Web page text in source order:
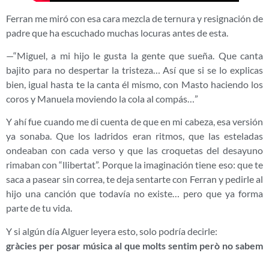
Ferran me miró con esa cara mezcla de ternura y resignación de
padre que ha escuchado muchas locuras antes de esta.
—“Miguel, a mi hijo le gusta la gente que sueña. Que canta
bajito para no despertar la tristeza… Así que si se lo explicas
bien, igual hasta te la canta él mismo, con Masto haciendo los
coros y Manuela moviendo la cola al compás…”
Y ahí fue cuando me di cuenta de que en mi cabeza, esa versión
ya sonaba. Que los ladridos eran ritmos, que las esteladas
ondeaban con cada verso y que las croquetas del desayuno
rimaban con “llibertat”. Porque la imaginación tiene eso: que te
saca a pasear sin correa, te deja sentarte con Ferran y pedirle al
hijo una canción que todavía no existe… pero que ya forma
parte de tu vida.
Y si algún día Alguer leyera esto, solo podría decirle:
gràcies per posar música al que molts sentim però no sabem